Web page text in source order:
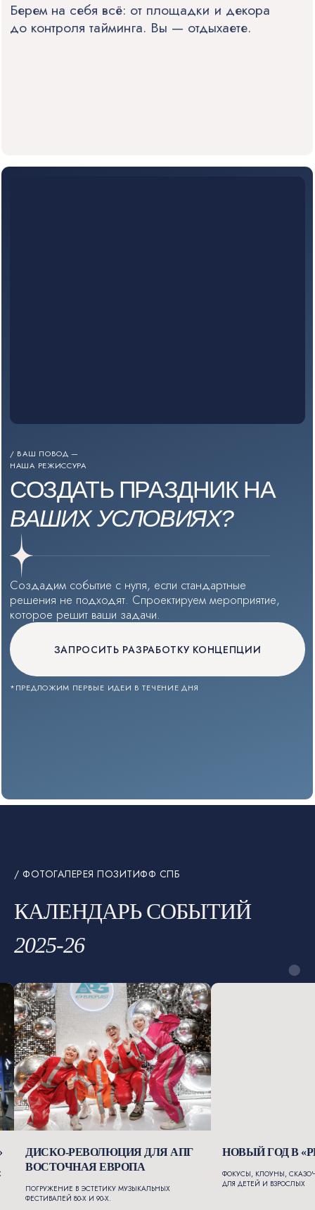
/ ФОТОГАЛЕРЕЯ ПОЗИТИФФ СПБ
КАЛЕНДАРЬ СОБЫТИЙ
2025-26
ДИСКО-РЕВОЛЮЦИЯ ДЛЯ АПГ
ВОСТОЧНАЯ ЕВРОПА
ПОГРУЖЕНИЕ В ЭСТЕТИКУ МУЗЫКАЛЬНЫХ
ФЕСТИВАЛЕЙ 80-Х И 90-Х.
НОВЫЙ ГОД В
ФОКУСЫ, КЛОУНЫ,
ДЛЯ ДЕТЕЙ И ВЗРОСЛЫХ
8 (812) 528 9633